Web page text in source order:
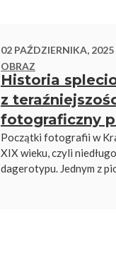
02 PAŹDZIERNIKA, 2025
OBRAZ
Historia
z
fotograficzny
Początki fotografii w
XIX wieku, czyli
dagerotypu. Jednym z